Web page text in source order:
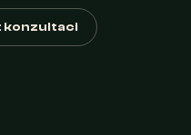
konzultaci